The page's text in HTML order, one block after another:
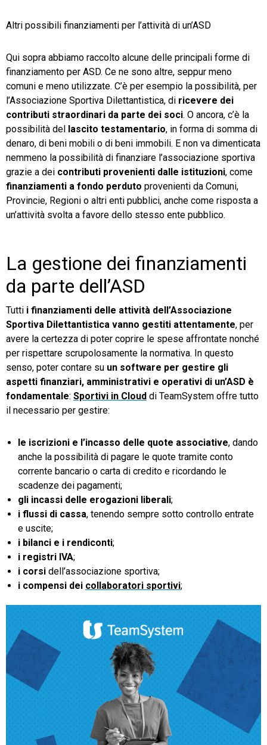
Altri possibili finanziamenti per l’attività di un’ASD
Qui sopra abbiamo raccolto alcune delle principali forme di
finanziamento per ASD. Ce ne sono altre, seppur meno
comuni e meno utilizzate. C’è per esempio la possibilità, per
l’Associazione Sportiva Dilettantistica, di ricevere dei
contributi straordinari da parte dei soci. O ancora, c’è la
possibilità del
lascito testamentario, in forma di somma di
denaro, di beni mobili o di beni immobili. E non va dimenticata
nemmeno la possibilità di finanziare l’associazione sportiva
grazie a dei contributi provenienti dalle istituzioni, come
finanziamenti a fondo perduto provenienti da Comuni,
Provincie, Regioni o altri enti pubblici, anche come risposta a
un’attività svolta a favore dello stesso ente pubblico.
La gestione dei finanziamenti
da parte dell’ASD
Tutti i finanziamenti delle attività dell’Associazione
Sportiva Dilettantistica vanno gestiti attentamente, per
avere la certezza di poter coprire le spese affrontate nonché
per rispettare scrupolosamente la normativa. In questo
senso, poter contare su un software per gestire gli
aspetti finanziari, amministrativi e operativi di un’ASD è
fondamentale: Sportivi in Cloud di TeamSystem offre tutto
il necessario per gestire:
le iscrizioni e l’incasso delle quote associative, dando
anche la possibilità di pagare le quote tramite conto
corrente bancario o carta di credito e ricordando le
scadenze dei pagamenti;
gli incassi delle erogazioni liberali;
i flussi di cassa, tenendo sempre sotto controllo entrate
e uscite;
i bilanci e i rendiconti;
i registri IVA;
i corsi dell’associazione sportiva;
i compensi dei collaboratori sportivi;